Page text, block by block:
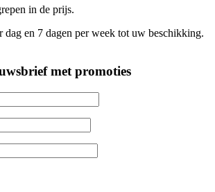
in de prijs.
dag en 7 dagen per week tot uw beschikking.
met promoties